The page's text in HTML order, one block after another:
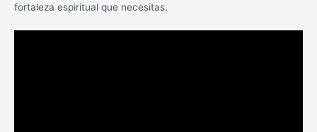
fortaleza espiritual que necesitas.